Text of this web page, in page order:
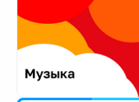
Екатеринбург
Калининград
Калуга